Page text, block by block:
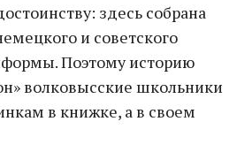
здесь собрана
и советского
Поэтому историю
волковысские школьники
в книжке, а в своем